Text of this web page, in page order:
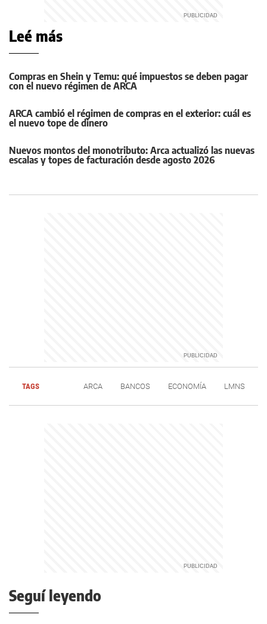
Leé más
Compras en Shein y Temu: qué impuestos se deben pagar
con el nuevo régimen de ARCA
ARCA cambió el régimen de compras en el exterior: cuál es
el nuevo tope de dinero
Nuevos montos del monotributo: Arca actualizó las nuevas
escalas y topes de facturación desde agosto 2026
TAGS ARCA BANCOS ECONOMÍA LMNS
Seguí leyendo